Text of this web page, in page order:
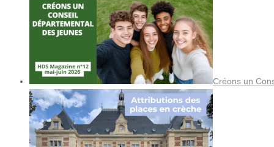
Créons un